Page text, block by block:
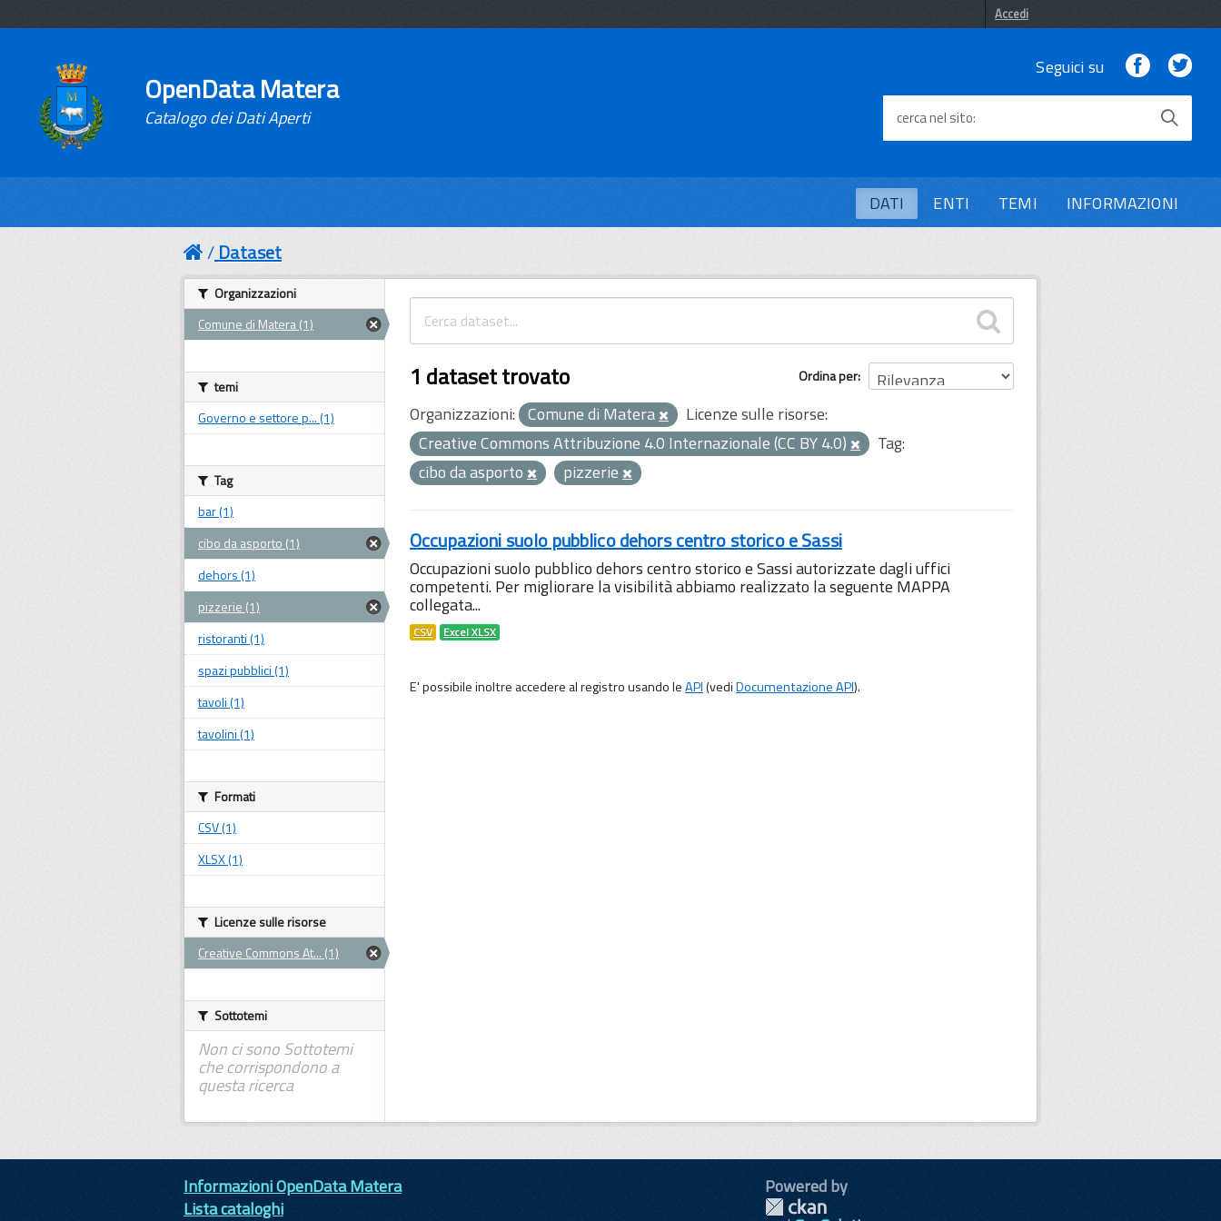
Accedi
OpenData Matera
Catalogo dei Dati Aperti
Seguici su Facebook
cerca nel sito
DATI ENTI TEMI INFORMAZIONI
Dataset
Ordina per
1 dataset trovato
Organizzazioni: Comune di Matera
Licenze sulle risorse:
Creative Commons Attribuzione 4.0 Internazionale (CC BY 4.0)
Tag:
cibo da asporto
pizzerie
Occupazioni suolo pubblico dehors centro storico e Sassi
Occupazioni suolo pubblico dehors centro storico e Sassi autorizzate dagli uffici
competenti. Per migliorare la visibilità abbiamo realizzato la seguente MAPPA
collegata...
CSV Excel XLSX
E' possibile inoltre accedere al registro usando leAPI(vediDocumentazione API).
Organizzazioni
Comune di Matera (1)
temi
Governo e settore p... (1)
Tag
bar (1)
cibo da asporto (1)
dehors (1)
pizzerie (1)
ristoranti (1)
spazi pubblici (1)
tavoli (1)
tavolini (1)
Formati
CSV (1)
XLSX (1)
Licenze sulle risorse
Creative Commons At... (1)
Sottotemi
Non ci sono Sottotemi
che corrispondono a
questa ricerca
Informazioni OpenData Matera
Lista cataloghi
Powered by